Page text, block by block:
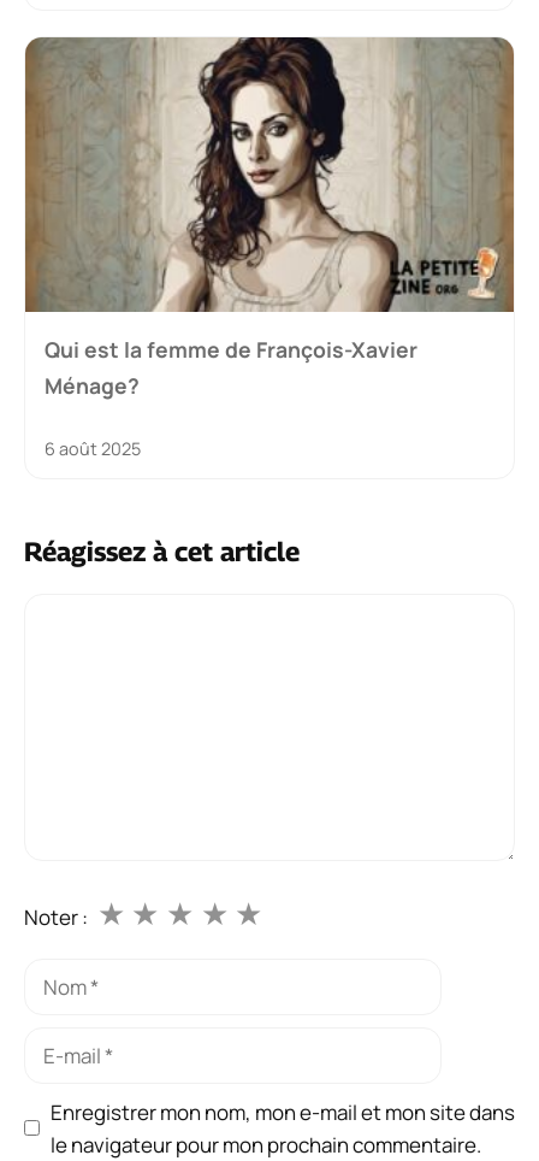
Qui est la femme de François-Xavier
Ménage?
6 août 2025
Réagissez à cet article
Noter : ★
★
★
★
★
Nom
Enregistrer mon nom, mon e-mail et mon site dans
le navigateur pour mon prochain commentaire.